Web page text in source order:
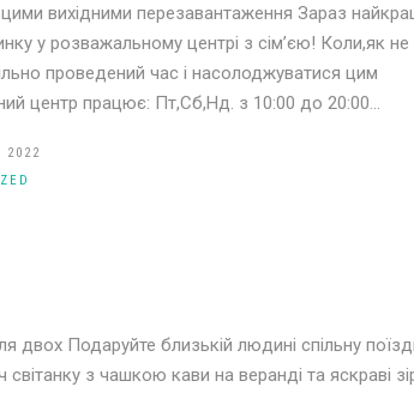
вихідними перезавантаження Зараз
у розважальному центрі з сім’єю! Коли,як не
проведений час і насолоджуватися цим
центр працює: Пт,Сб,Нд. з 10:00 до 20:00…
2022
двох Подаруйте близькій людині спільну
світанку з чашкою кави на веранді та яскраві